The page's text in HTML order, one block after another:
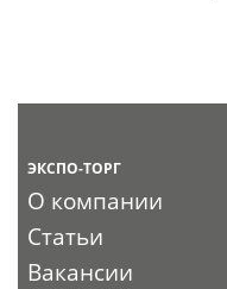
ЭКСПО-ТОРГ
О компании
Статьи
Вакансии